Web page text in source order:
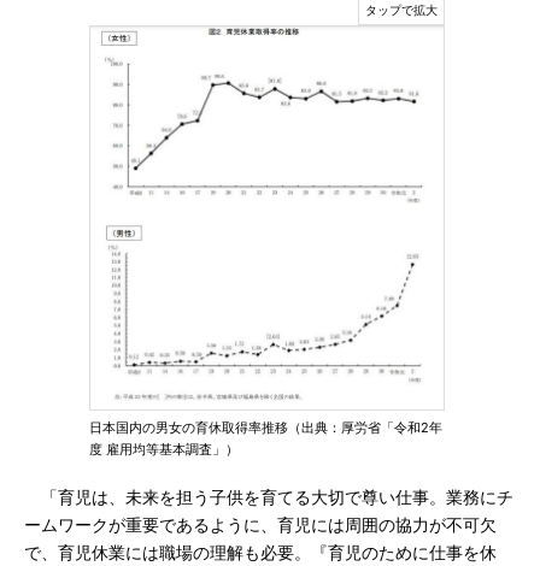
日本国内の男女の育休取得率推移（出典：厚労省「令和2年
度 雇用均等基本調査」）
「育児は、未来を担う子供を育てる大切で尊い仕事。業務にチ
ームワークが重要であるように、育児には周囲の協力が不可欠
で、育児休業には職場の理解も必要。『育児のために仕事を休